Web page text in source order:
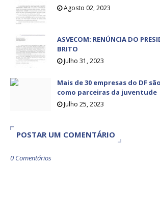
Agosto 02, 2023
ASVECOM: RENÚNCIA DO
BRITO
Julho 31, 2023
Mais de 30 empresas do DF
como parceiras da juventude
Julho 25, 2023
POSTAR UM COMENTÁRIO
0 Comentários